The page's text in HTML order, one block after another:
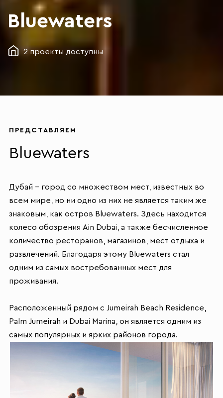
Bluewaters
2 проекты доступны
ПРЕДСТАВЛЯЕМ
Bluewaters
Дубай – город со множеством мест, известных во
всем мире, но ни одно из них не является таким же
знаковым, как остров Bluewaters. Здесь находится
колесо обозрения Ain Dubai, а также бесчисленное
количество ресторанов, магазинов, мест отдыха и
развлечений. Благодаря этому Bluewaters стал
одним из самых востребованных мест для
проживания.
Расположенный рядом с Jumeirah Beach Residence,
Palm Jumeirah и Dubai Marina, он является одним из
самых популярных и ярких районов города.